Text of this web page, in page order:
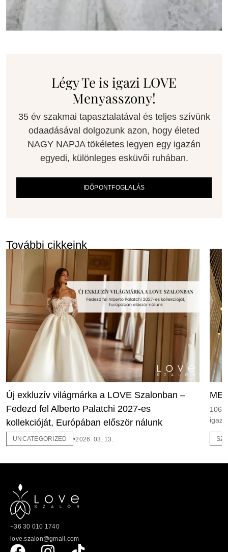
Légy Te is igazi LOVE
Menyasszony!
35 év szakmai tapasztalatával és teljes szívünk
odaadásával dolgozunk azon, hogy életed
NAGY NAPJA tökéletes legyen egy igazán
egyedi, különleges esküvői ruhában.
IDŐPONTFOGLALÁS
További cikkeink
Új exkluzív világmárka a LOVE Szalonban –
Fedezd fel Alberto Palatchi 2027-es
kollekcióját, Európában először nálunk
UNCATEGORIZED 2026. 03. 13.
1065
igazi
+36 30 010 1740
love.szalon@gmail.com